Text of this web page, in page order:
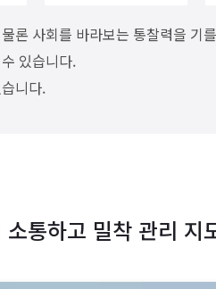
론 사회를 바라보는 통찰력을 기
있습니다.
니다.
통하고 밀착 관리 지